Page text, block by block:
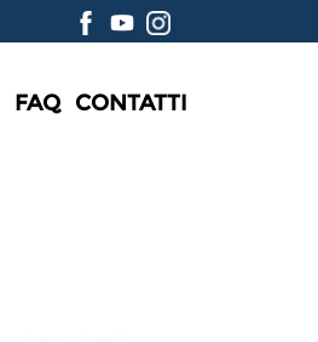
FAQ CONTATTI